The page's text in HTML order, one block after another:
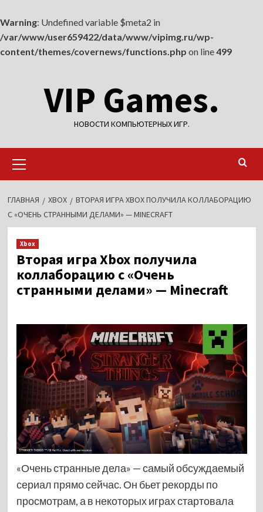
Warning: Undefined variable $meta2 in
/var/www/user659422/data/www/vipimg.ru/wp-
content/themes/covernews/functions.php on line499
содержимомуVIP Games.
НОВОСТИ КОМПЬЮТЕРНЫХ ИГР.
меню
ГЛАВНАЯ XBOX
ВТОРАЯ ИГРА XBOX ПОЛУЧИЛА КОЛЛАБОРАЦИЮ
С «ОЧЕНЬ СТРАННЫМИ ДЕЛАМИ» — MINECRAFT
Xbox
Вторая игра Xbox получила
коллаборацию с «Очень
странными делами» — Minecraft
«Очень странные дела» — самый обсуждаемый
сериал прямо сейчас. Он бьет рекорды по
просмотрам, а в некоторых играх стартовала